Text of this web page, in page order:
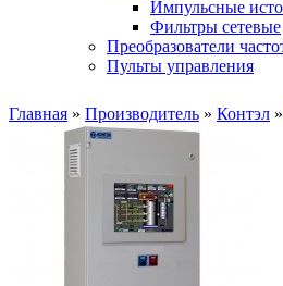
Импульсные
Фильтры сетевые
Преобразователи
Пульты управления
Главная » Производитель » Контэл »